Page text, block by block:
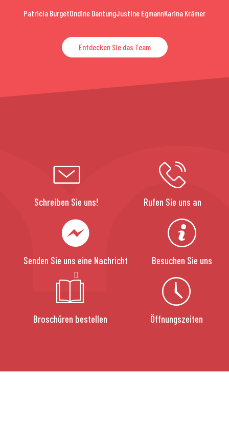
Patricia BurgetOndine DantungJustine EgmannKarina Krämer
Entdecken Sie das Team
Schreiben Sie uns! Rufen Sie uns an
Senden Sie uns eine Nachricht Besuchen Sie uns
Broschüren bestellen Öffnungszeiten